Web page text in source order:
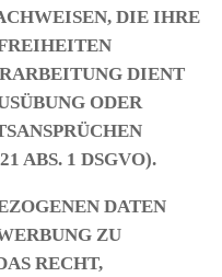
DIE IHRE
DIENT
ODER
ABS. 1 DSGVO).
DATEN
ZU
RECHT,